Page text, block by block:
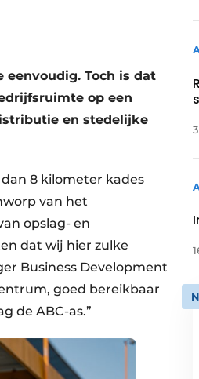
Toch is dat
op een
en stedelijke
8 kilometer kades
van het
opslag- en
dat wij hier zulke
Business Development
goed bereikbaar
de ABC-as.”